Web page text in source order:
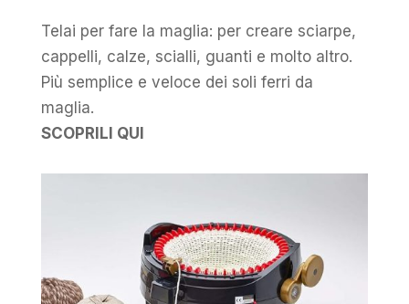
Telai per fare la maglia: per creare sciarpe,
cappelli, calze, scialli, guanti e molto altro.
Più semplice e veloce dei soli ferri da
maglia.
SCOPRILI QUI